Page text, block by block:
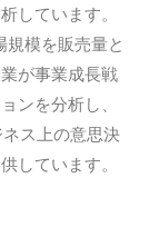
しています。
規模を販売量と
が事業成長戦
ンを分析し、
ス上の意思決
しています。